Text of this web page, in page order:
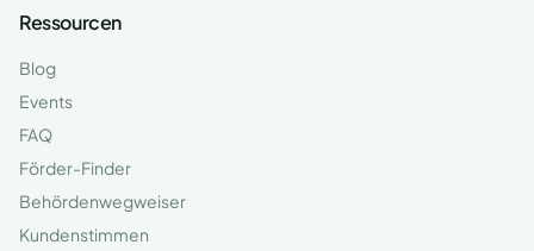
Ressourcen
Blog
Events
FAQ
Förder-Finder
Behördenwegweiser
Kundenstimmen